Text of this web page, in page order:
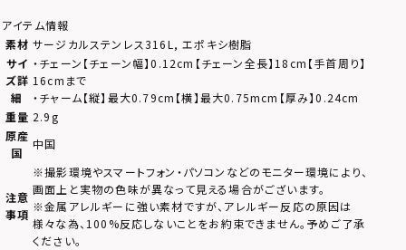
アイテム情報
素材 サージカルステンレス316L, エポキシ樹脂
サイ
ズ詳
細
・チェーン【チェーン幅】0.12cm【チェーン全長】18cm【手首周り】
16cmまで
・チャーム【縦】最大0.79cm【横】最大0.75mcm【厚み】0.24cm
重量 2.9g
原産
国
中国
注意
事項
※撮影環境やスマートフォン・パソコンなどのモニター環境により、
画面上と実物の色味が異なって見える場合がございます。
※金属アレルギーに強い素材ですが、アレルギー反応の原因は
様々な為、100%反応しないことをお約束できません。予めご了承
ください。